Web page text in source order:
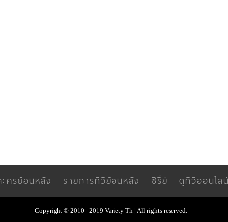
ะครย้อนหลัง รายการทีวีย้อนหลัง ซีรี่ย์ ดูทีวีออนไลน์
Copyright © 2010 - 2019 Variety Th | All rights reserved.